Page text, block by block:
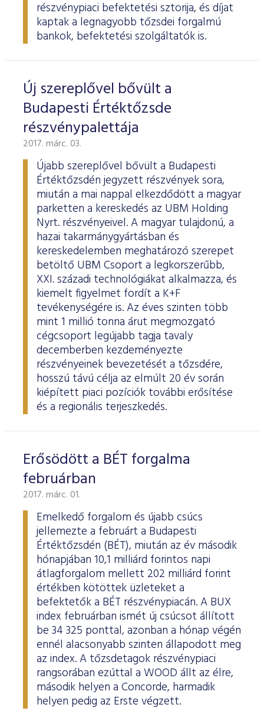
részvénypiaci befektetési sztorija, és díjat
kaptak a legnagyobb tőzsdei forgalmú
bankok, befektetési szolgáltatók is.
Új szereplővel bővült a
Budapesti Értéktőzsde
részvénypalettája
2017. márc. 03.
Újabb szereplővel bővült a Budapesti
Értéktőzsdén jegyzett részvények sora,
miután a mai nappal elkezdődött a magyar
parketten a kereskedés az UBM Holding
Nyrt. részvényeivel. A magyar tulajdonú, a
hazai takarmánygyártásban és
kereskedelemben meghatározó szerepet
betöltő UBM Csoport a legkorszerűbb,
XXI. századi technológiákat alkalmazza, és
kiemelt figyelmet fordít a K+F
tevékenységére is. Az éves szinten több
mint 1 millió tonna árut megmozgató
cégcsoport legújabb tagja tavaly
decemberben kezdeményezte
részvényeinek bevezetését a tőzsdére,
hosszú távú célja az elmúlt 20 év során
kiépített piaci pozíciók további erősítése
és a regionális terjeszkedés.
Erősödött a BÉT forgalma
februárban
2017. márc. 01.
Emelkedő forgalom és újabb csúcs
jellemezte a februárt a Budapesti
Értéktőzsdén (BÉT), miután az év második
hónapjában 10,1 milliárd forintos napi
átlagforgalom mellett 202 milliárd forint
értékben kötöttek üzleteket a
befektetők a BÉT részvénypiacán. A BUX
index februárban ismét új csúcsot állított
be 34 325 ponttal, azonban a hónap végén
ennél alacsonyabb szinten állapodott meg
az index. A tőzsdetagok részvénypiaci
rangsorában ezúttal a WOOD állt az élre,
második helyen a Concorde, harmadik
helyen pedig az Erste végzett.